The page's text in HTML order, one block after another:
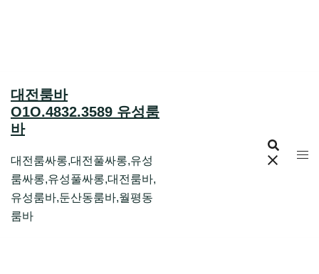
대전룸바
O1O.4832.3589 유성룸
바
대전룸싸롱,대전풀싸롱,유성
룸싸롱,유성풀싸롱,대전룸바,
유성룸바,둔산동룸바,월평동
룸바